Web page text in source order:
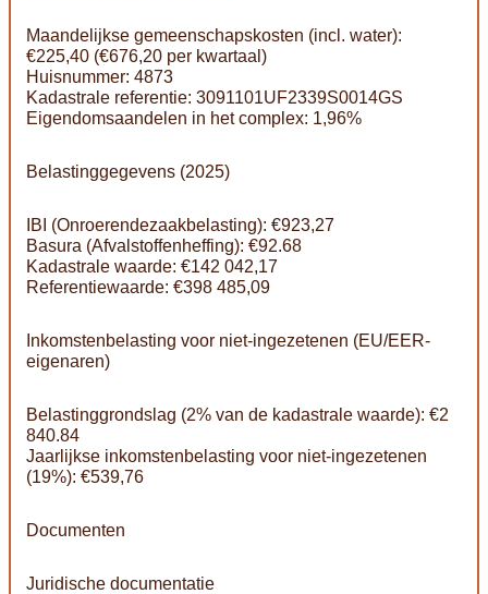
Maandelijkse gemeenschapskosten (incl. water):
€225,40 (€676,20 per kwartaal)
Huisnummer: 4873
Kadastrale referentie: 3091101UF2339S0014GS
Eigendomsaandelen in het complex: 1,96%
Belastinggegevens (2025)
IBI (Onroerendezaakbelasting): €923,27
Basura (Afvalstoffenheffing): €92.68
Kadastrale waarde: €142 042,17
Referentiewaarde: €398 485,09
Inkomstenbelasting voor niet-ingezetenen (EU/EER-
eigenaren)
Belastinggrondslag (2% van de kadastrale waarde): €2
840.84
Jaarlijkse inkomstenbelasting voor niet-ingezetenen
(19%): €539,76
Documenten
Juridische documentatie